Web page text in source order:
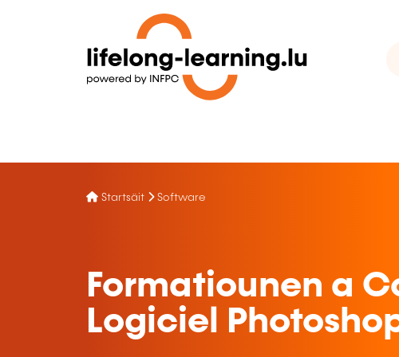
Startsäit Software
Formatiounen a
Logiciel